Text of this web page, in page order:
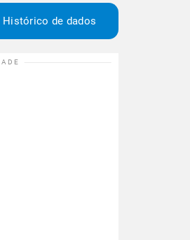
Histórico de dados